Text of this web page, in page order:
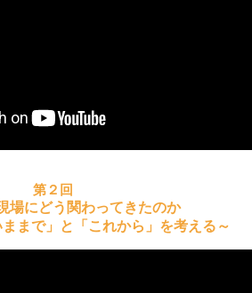
第２回
場にどう関わってきたのか
まで」と「これから」を考える～